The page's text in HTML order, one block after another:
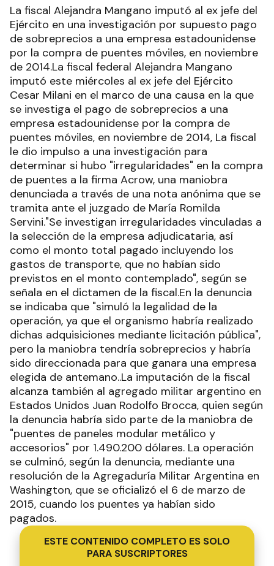
La fiscal Alejandra Mangano imputó al ex jefe del
Ejército en una investigación por supuesto pago
de sobreprecios a una empresa estadounidense
por la compra de puentes móviles, en noviembre
de 2014.La fiscal federal Alejandra Mangano
imputó este miércoles al ex jefe del Ejército
Cesar Milani en el marco de una causa en la que
se investiga el pago de sobreprecios a una
empresa estadounidense por la compra de
puentes móviles, en noviembre de 2014, La fiscal
le dio impulso a una investigación para
determinar si hubo "irregularidades" en la compra
de puentes a la firma Acrow, una maniobra
denunciada a través de una nota anónima que se
tramita ante el juzgado de María Romilda
Servini."Se investigan irregularidades vinculadas a
la selección de la empresa adjudicataria, así
como el monto total pagado incluyendo los
gastos de transporte, que no habían sido
previstos en el monto contemplado", según se
señala en el dictamen de la fiscal.En la denuncia
se indicaba que "simuló la legalidad de la
operación, ya que el organismo habría realizado
dichas adquisiciones mediante licitación pública",
pero la maniobra tendría sobreprecios y habría
sido direccionada para que ganara una empresa
elegida de antemano..La imputación de la fiscal
alcanza también al agregado militar argentino en
Estados Unidos Juan Rodolfo Brocca, quien según
la denuncia habría sido parte de la maniobra de
"puentes de paneles modular metálico y
accesorios" por 1.490.200 dólares. La operación
se culminó, según la denuncia, mediante una
resolución de la Agregaduría Militar Argentina en
Washington, que se oficializó el 6 de marzo de
2015, cuando los puentes ya habían sido
pagados.
ESTE CONTENIDO COMPLETO ES SOLO
PARA SUSCRIPTORES